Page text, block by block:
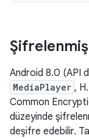
Android 8.0 (API
MediaPlayer ,
Common
düzeyinde
deşifre edebilir.